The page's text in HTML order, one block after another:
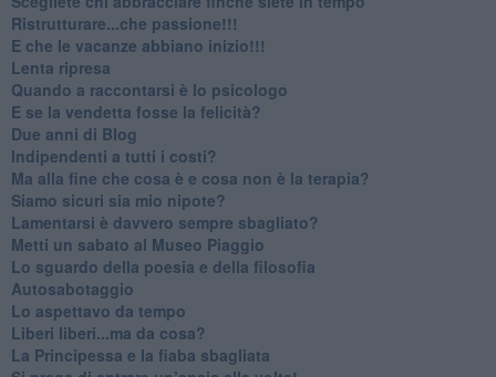
​Ristrutturare...che passione!!!
​E che le vacanze abbiano inizio!!!
​Lenta ripresa
​Quando a raccontarsi è lo psicologo
​E se la vendetta fosse la felicità?
​Due anni di Blog
​Indipendenti a tutti i costi?
​Ma alla fine che cosa è e cosa non è la terapia?
​Siamo sicuri sia mio nipote?
​Lamentarsi è davvero sempre sbagliato?
​Metti un sabato al Museo Piaggio
​Lo sguardo della poesia e della filosofia
Autosabotaggio
​Lo aspettavo da tempo
​Liberi liberi...ma da cosa?
​La Principessa e la fiaba sbagliata